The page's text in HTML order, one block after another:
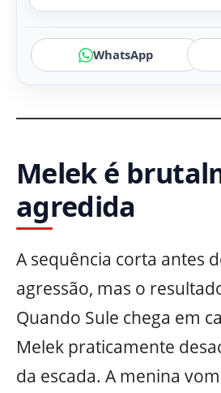
WhatsApp
Melek é
agredida
A sequência corta antes
agressão, mas o
Quando Sule chega em
Melek praticamente
da escada. A menina